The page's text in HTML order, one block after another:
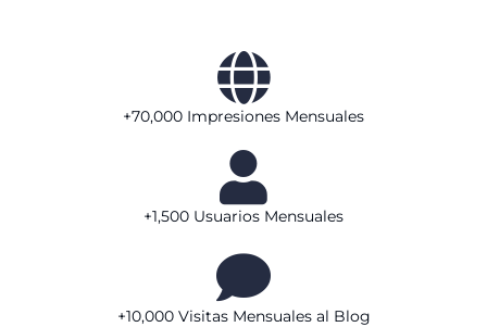
+70,000 Impresiones Mensuales
+1,500 Usuarios Mensuales
+10,000 Visitas Mensuales al Blog